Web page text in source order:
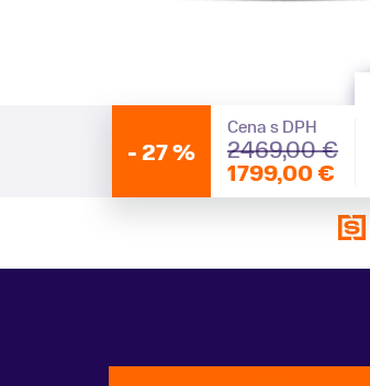
- 27 %
Cena s DPH
2469,00 €
1799,00 €